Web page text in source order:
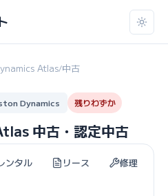
Atlas/中古
Dynamics 残りわずか
中古・認定中古
ンタル リース
修理